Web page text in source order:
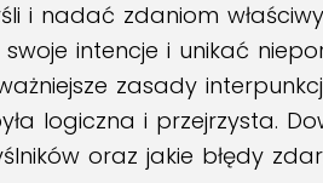
nadać zdaniom właściwy
intencje i unikać
zasady
logiczna i przejrzysta.
oraz jakie błędy